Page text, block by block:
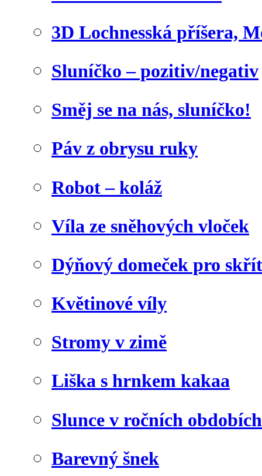
3D Lochnesská příšera,
Sluníčko – pozitiv/negativ
Směj se na nás, sluníčko!
Páv z obrysu ruky
Robot – koláž
Víla ze sněhových vloček
Dýňový domeček pro
Květinové víly
Stromy v zimě
Liška s hrnkem kakaa
Slunce v ročních obdobích
Barevný šnek